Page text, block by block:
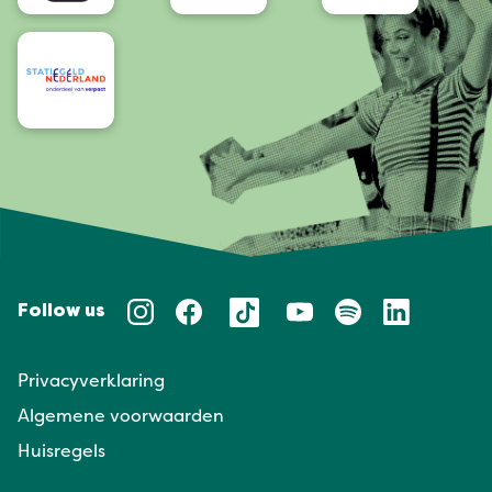
Follow us
Privacyverklaring
Algemene voorwaarden
Huisregels